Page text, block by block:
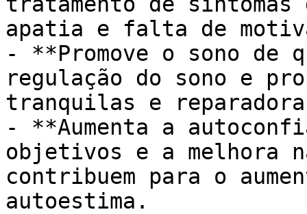
apatia e falta de
- **Promove o sono
regulação do sono e
tranquilas e
- **Aumenta a
objetivos e a melhora
contribuem para o
autoestima.